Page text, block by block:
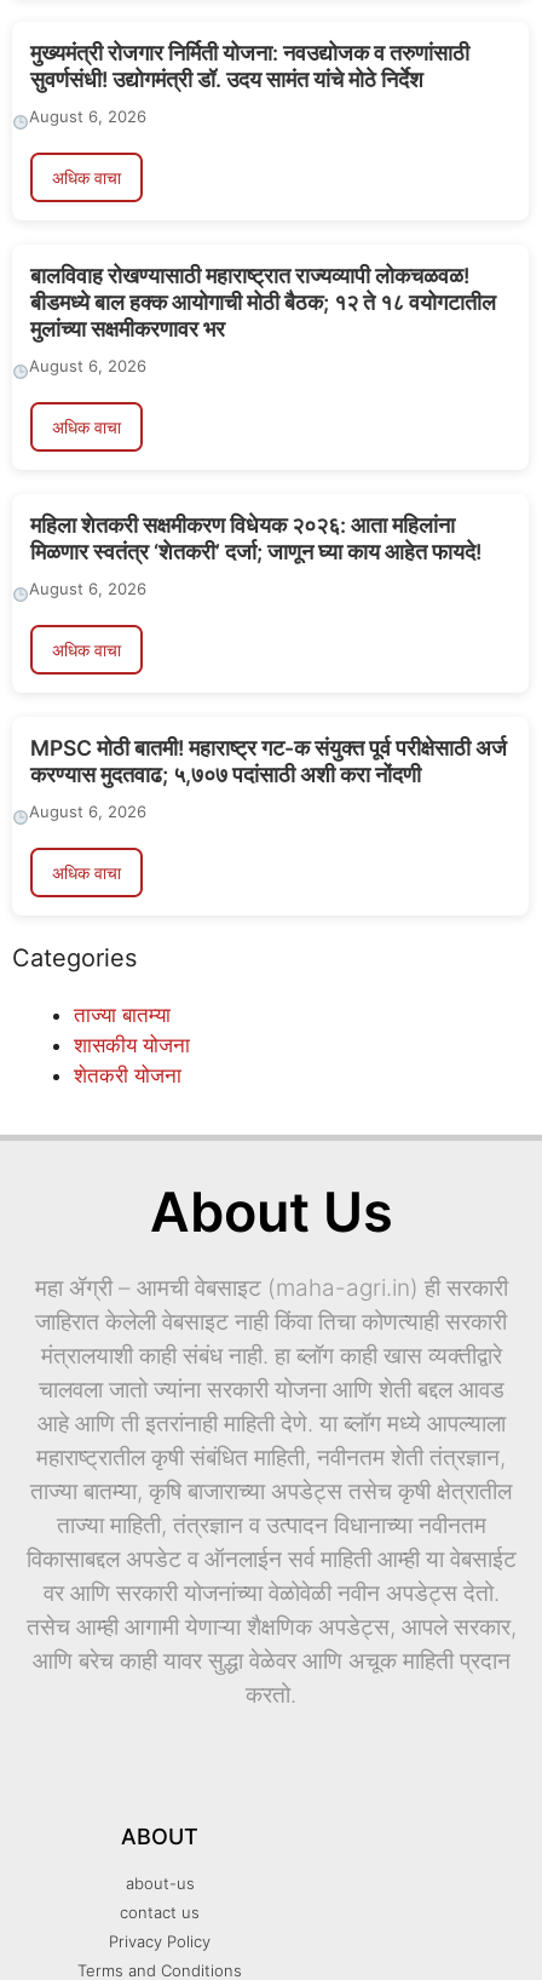
मुख्यमंत्री रोजगार निर्मिती योजना: नवउद्योजक व तरुणांसाठी
सुवर्णसंधी! उद्योगमंत्री डॉ. उदय सामंत यांचे मोठे निर्देश
August 6, 2026
अधिक वाचा
बालविवाह रोखण्यासाठी महाराष्ट्रात राज्यव्यापी लोकचळवळ!
बीडमध्ये बाल हक्क आयोगाची मोठी बैठक; १२ ते १८ वयोगटातील
मुलांच्या सक्षमीकरणावर भर
August 6, 2026
अधिक वाचा
महिला शेतकरी सक्षमीकरण विधेयक २०२६: आता महिलांना
मिळणार स्वतंत्र ‘शेतकरी’ दर्जा; जाणून घ्या काय आहेत फायदे!
August 6, 2026
अधिक वाचा
MPSC मोठी बातमी! महाराष्ट्र गट-क संयुक्त पूर्व परीक्षेसाठी अर्ज
करण्यास मुदतवाढ; ५,७०७ पदांसाठी अशी करा नोंदणी
August 6, 2026
अधिक वाचा
Categories
ताज्या बातम्या
शासकीय योजना
शेतकरी योजना
About Us
महा ॲग्री – आमची वेबसाइट (maha-agri.in) ही सरकारी
जाहिरात केलेली वेबसाइट नाही किंवा तिचा कोणत्याही सरकारी
मंत्रालयाशी काही संबंध नाही. हा ब्लॉग काही खास व्यक्तीद्वारे
चालवला जातो ज्यांना सरकारी योजना आणि शेती बद्दल आवड
आहे आणि ती इतरांनाही माहिती देणे. या ब्लॉग मध्ये आपल्याला
महाराष्ट्रातील कृषी संबंधित माहिती, नवीनतम शेती तंत्रज्ञान,
ताज्या बातम्या, कृषि बाजाराच्या अपडेट्स तसेच कृषी क्षेत्रातील
ताज्या माहिती, तंत्रज्ञान व उत्पादन विधानाच्या नवीनतम
विकासाबद्दल अपडेट व ऑनलाईन सर्व माहिती आम्ही या वेबसाईट
वर आणि सरकारी योजनांच्या वेळोवेळी नवीन अपडेट्स देतो.
तसेच आम्ही आगामी येणाऱ्या शैक्षणिक अपडेट्स, आपले सरकार,
आणि बरेच काही यावर सुद्धा वेळेवर आणि अचूक माहिती प्रदान
करतो.
ABOUT
about-us
contact us
Privacy Policy
Terms and Conditions